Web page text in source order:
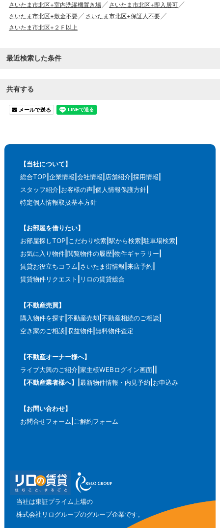
さいたま市北区+室内洗濯機置き場
さいたま市北区+即入居可
さいたま市北区+敷金不要
さいたま市北区+保証人不要
さいたま市北区+２Ｆ以上
最近検索した条件
共有する
メールで送る
【当社について】
総合TOP 企業情報 会社情報 店舗紹介 採用情報
スタッフ紹介 お客様の声 個人情報保護方針
特定個人情報取扱基本方針
【お部屋を借りたい】
お部屋探しTOP こだわり検索 駅から検索 駐車場検索
お気に入り物件 閲覧物件の履歴 物件ギャラリー
賃貸お役立ちコラム さいたま街情報 来店予約
賃貸物件リクエスト
リロの賃貸総合
【不動産売買】
購入物件を探す 不動産売却 不動産相続のご相談
空き家のご相談 収益物件 無料物件査定
【不動産オーナー様へ】
ライブ大興のご紹介 家主様WEBログイン画面
【不動産業者様へ】
最新物件情報・内見予約 お申込み
【お問い合わせ】
お問合せフォーム ご解約フォーム
当社は東証プライム上場の
株式会社リログループのグループ企業です。